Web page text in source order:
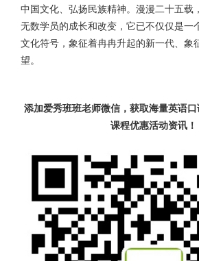
中国文化、弘扬民族精神。漫漫二十五载
无数学员的成长和改变，它已不仅仅是一
文化符号，象征着冉冉升起的新一代、象
望。
添加爱秀班班老师微信，获取海量英语
课程优惠活动资讯！